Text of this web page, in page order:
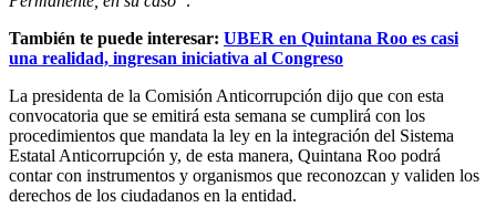
También te puede interesar: UBER en Quintana Roo es casi
una realidad, ingresan iniciativa al Congreso
La presidenta de la Comisión Anticorrupción dijo que con esta
convocatoria que se emitirá esta semana se cumplirá con los
procedimientos que mandata la ley en la integración del Sistema
Estatal Anticorrupción y, de esta manera, Quintana Roo podrá
contar con instrumentos y organismos que reconozcan y validen los
derechos de los ciudadanos en la entidad.